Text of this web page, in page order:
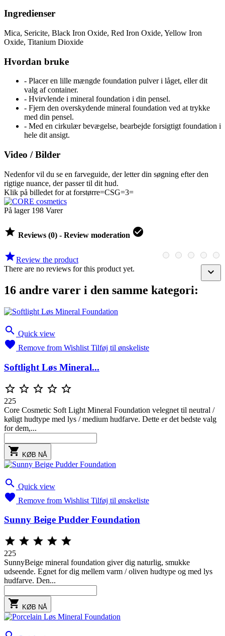
Ingredienser
Mica, Sericite, Black Iron Oxide, Red Iron Oxide, Yellow Iron
Oxide, Titanium Dioxide
Hvordan bruke
- Placer en lille mængde foundation pulver i låget, eller dit
valg af container.
- Hvirvlende i mineral foundation i din pensel.
- Fjern den overskydende mineral foundation ved at trykke
med din pensel.
- Med en cirkulær bevægelse, bearbejde forsigtigt foundation i
hele dit ansigt.
Video / Bilder
Nedenfor vil du se en farveguide, der letter din søgning efter den
rigtige nuance, der passer til dit hud.
Klik på billedet for at forstørre=CSG=3=
På lager 198 Varer
 Reviews (0) - Review moderation 
Review the product

There are no reviews for this product yet.
16 andre varer i den samme kategori:
 Quick view
 Remove from Wishlist Tilføj til ønskeliste
Softlight Løs Mineral...
    
225
Core Cosmetic Soft Light Mineral Foundation velegnet til neutral /
køligt hudtype med lys / medium hudfarve. Dette er det bedste valg
for dem,...
 KØB NÅ
 Quick view
 Remove from Wishlist Tilføj til ønskeliste
Sunny Beige Pudder Foundation
    
225
SunnyBeige mineral foundation giver dig naturlig, smukke
udseende. Egnet for dig mellem varm / oliven hudtype og med lys
hudfarve. Den...
 KØB NÅ